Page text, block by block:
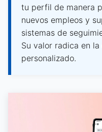
tu perfil de manera
nuevos empleos y
sistemas de
Su valor radica en
personalizado.